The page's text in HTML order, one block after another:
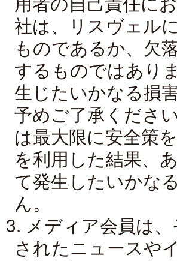
社は、リスヴェル
ものであるか、欠
するものではあり
生じたいかなる損
予めご了承くださ
は最大限に安全策
を利用した結果、
て発生したいかな
ん。
3. メディア会員は
されたニュースや